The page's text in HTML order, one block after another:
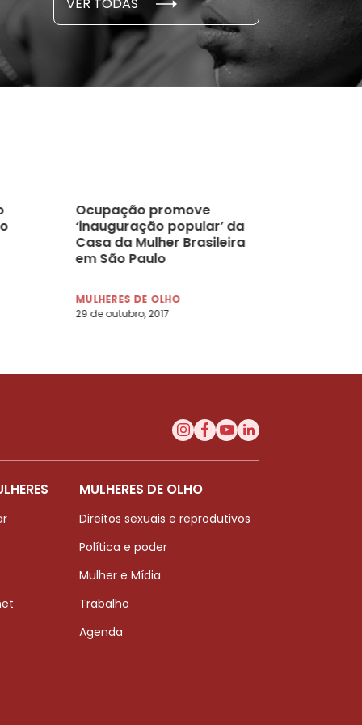
novembro, 2021
Ocupação promove
‘inauguração popular’ da
Casa da Mulher Brasileira
em São Paulo
MULHERES DE OLHO
29 de outubro, 2017
MULHERES DE OLHO
Direitos sexuais e reprodutivos
Política e poder
Mulher e Mídia
Trabalho
Agenda